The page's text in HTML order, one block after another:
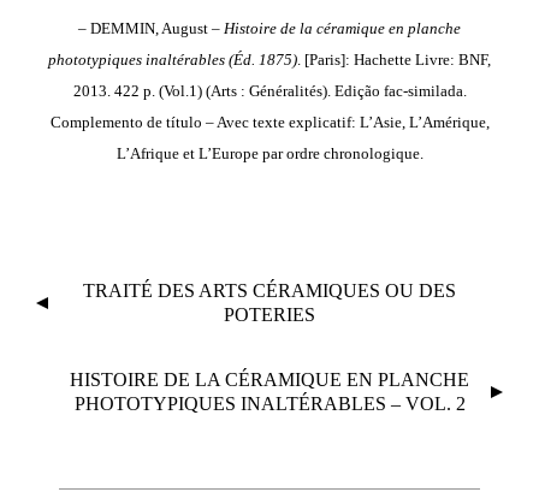
– DEMMIN, August – Histoire de la céramique en planche
phototypiques inaltérables (Éd. 1875). [Paris]: Hachette Livre: BNF,
2013. 422 p. (Vol.1) (Arts : Généralités). Edição fac-similada.
Complemento de título – Avec texte explicatif: L’Asie, L’Amérique,
L’Afrique et L’Europe par ordre chronologique.
A
TRAITÉ DES ARTS CÉRAMIQUES OU DES
POTERIES
HISTOIRE DE LA CÉRAMIQUE EN PLANCHE
PHOTOTYPIQUES INALTÉRABLES – VOL. 2